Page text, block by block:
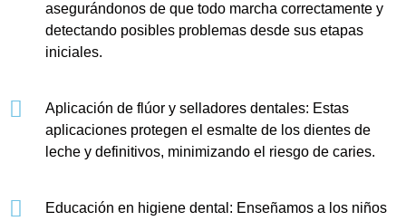
asegurándonos de que todo marcha correctamente y
detectando posibles problemas desde sus etapas
iniciales.
Aplicación de flúor y selladores dentales: Estas
aplicaciones protegen el esmalte de los dientes de
leche y definitivos, minimizando el riesgo de caries.
Educación en higiene dental: Enseñamos a los niños